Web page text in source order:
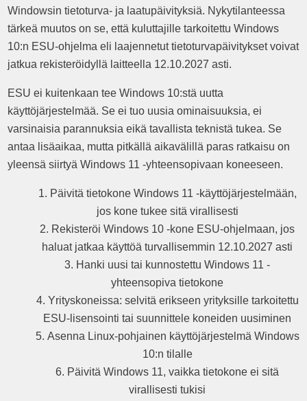
Windowsin tietoturva- ja laatupäivityksiä. Nykytilanteessa
tärkeä muutos on se, että kuluttajille tarkoitettu Windows
10:n ESU-ohjelma eli laajennetut tietoturvapäivitykset voivat
jatkua rekisteröidyllä laitteella 12.10.2027 asti.
ESU ei kuitenkaan tee Windows 10:stä uutta
käyttöjärjestelmää. Se ei tuo uusia ominaisuuksia, ei
varsinaisia parannuksia eikä tavallista teknistä tukea. Se
antaa lisäaikaa, mutta pitkällä aikavälillä paras ratkaisu on
yleensä siirtyä Windows 11 -yhteensopivaan koneeseen.
Päivitä tietokone Windows 11 -käyttöjärjestelmään,
jos kone tukee sitä virallisesti
Rekisteröi Windows 10 -kone ESU-ohjelmaan, jos
haluat jatkaa käyttöä turvallisemmin 12.10.2027 asti
Hanki uusi tai kunnostettu Windows 11 -
yhteensopiva tietokone
Yrityskoneissa: selvitä erikseen yrityksille tarkoitettu
ESU-lisensointi tai suunnittele koneiden uusiminen
Asenna Linux-pohjainen käyttöjärjestelmä Windows
10:n tilalle
Päivitä Windows 11, vaikka tietokone ei sitä
virallisesti tukisi